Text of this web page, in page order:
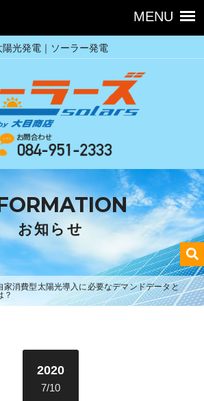
陽光発電｜ソーラー発電
お知らせ
家消費型太陽光導入に必要なデマンドデータと
？
2020
7/10